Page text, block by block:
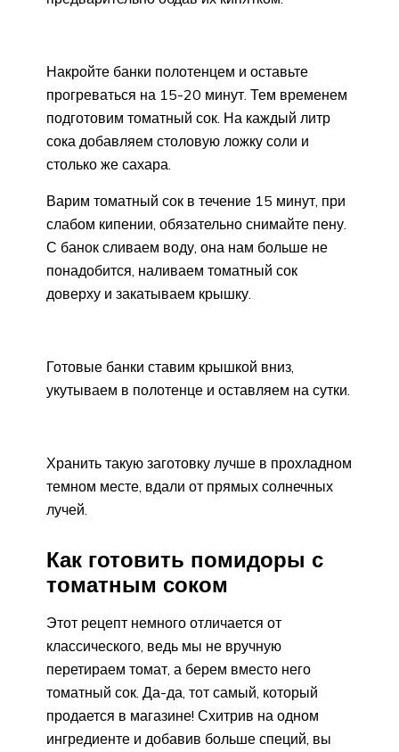
Накройте банки полотенцем и оставьте
прогреваться на 15-20 минут. Тем временем
подготовим томатный сок. На каждый литр
сока добавляем столовую ложку соли и
столько же сахара.
Варим томатный сок в течение 15 минут, при
слабом кипении, обязательно снимайте пену.
С банок сливаем воду, она нам больше не
понадобится, наливаем томатный сок
доверху и закатываем крышку.
Готовые банки ставим крышкой вниз,
укутываем в полотенце и оставляем на сутки.
Хранить такую заготовку лучше в прохладном
темном месте, вдали от прямых солнечных
лучей.
Как готовить помидоры с
томатным соком
Этот рецепт немного отличается от
классического, ведь мы не вручную
перетираем томат, а берем вместо него
томатный сок. Да-да, тот самый, который
продается в магазине! Схитрив на одном
ингредиенте и добавив больше специй, вы